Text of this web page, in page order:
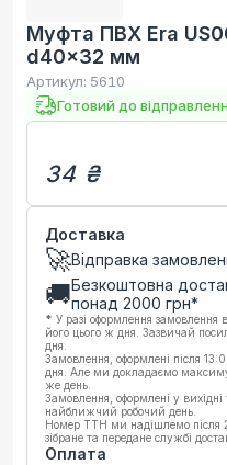
Муфта ПВХ Era
d40x32 мм
Артикул: 5610
Готовий до
34 ₴
Доставка
🚀Відправка
🚚Безкоштовна
понад 2000 грн*
* У разі оформлення
його цього ж дня. Зазвичай
дня.
Замовлення, оформлені після
дня. Але ми докладаємо
же день.
Замовлення, оформлені у вихідні
найближчий робочий день.
Номер ТТН ми надішлемо після
зібране та передане службі
Оплата